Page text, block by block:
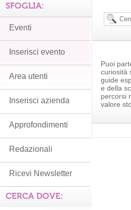
Puoi
curiosità
guide
e della
percorsi
valore
SFOGLIA:
Eventi
Inserisci evento
Area utenti
Inserisci azienda
Approfondimenti
Redazionali
Ricevi Newsletter
CERCA DOVE: